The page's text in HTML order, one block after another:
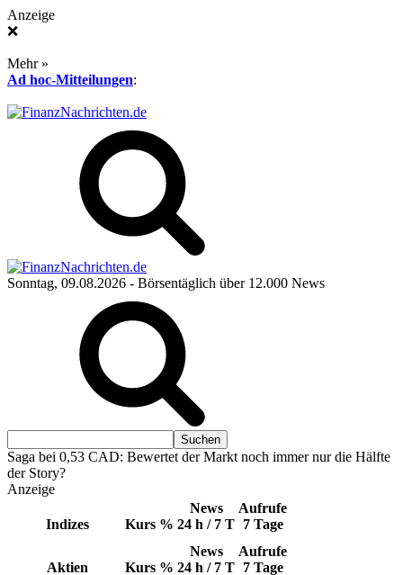
Anzeige
❌
Mehr »
Ad hoc-Mitteilungen:
Sonntag, 09.08.2026 - Börsentäglich über 12.000 News
Saga bei 0,53 CAD: Bewertet der Markt noch immer nur die Hälfte
der Story?
Anzeige
Indizes Kurs %
News
24 h / 7 T
Aufrufe
7 Tage
Aktien Kurs %
News
24 h / 7 T
Aufrufe
7 Tage